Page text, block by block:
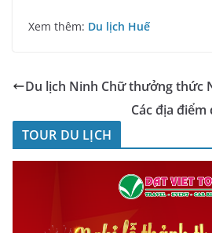
Xem thêm: Du lịch Huế
Du lịch Ninh Chữ thưởng thức
Các địa
TOUR DU LỊCH